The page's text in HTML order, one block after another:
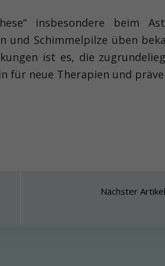
insbesondere beim
Schimmelpilze üben
ist es, die
neue Therapien und
Nächster